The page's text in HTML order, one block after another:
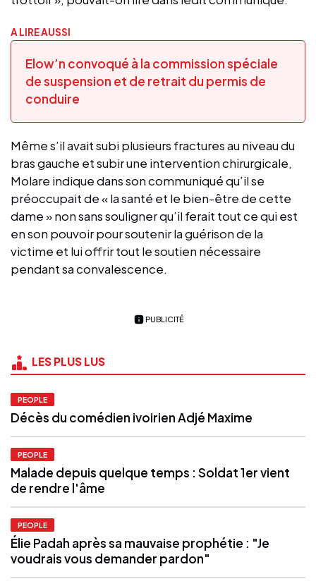
A LIRE AUSSI
Elow’n convoqué à la commission spéciale
de suspension et de retrait du permis de
conduire
Même s’il avait subi plusieurs fractures au niveau du
bras gauche et subir une intervention chirurgicale,
Molare indique dans son communiqué qu’il se
préoccupait de « la santé et le bien-être de cette
dame » non sans souligner qu’il ferait tout ce qui est
en son pouvoir pour soutenir la guérison de la
victime et lui offrir tout le soutien nécessaire
pendant sa convalescence.
PUBLICITÉ
LES PLUS LUS
PEOPLE
Décès du comédien ivoirien Adjé Maxime
PEOPLE
Malade depuis quelque temps : Soldat 1er vient
de rendre l'âme
PEOPLE
Élie Padah après sa mauvaise prophétie : "Je
voudrais vous demander pardon"